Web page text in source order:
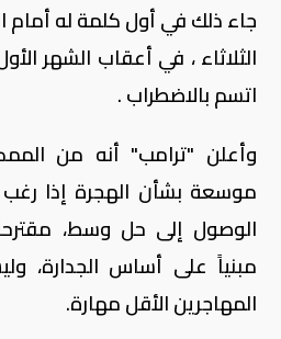
جاء ذلك في أول كلمة له
الثلاثاء ، في أعقاب الشهر
اتسم بالاضطراب .
وأعلن "ترامب" أنه من
موسعة بشأن الهجرة إذا
الوصول إلى حل وسط، مقترحا
مبنياً على أساس الجدارة،
المهاجرين الأقل مهارة.